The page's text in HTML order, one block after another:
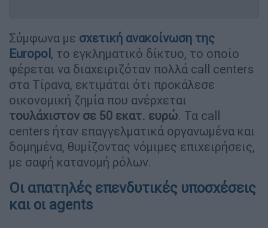
Σύμφωνα με σχετική ανακοίνωση της
Europol , το εγκληματικό δίκτυο, το οποίο
φέρεται να διαχειριζόταν πολλά call centers
στα Τίρανα, εκτιμάται ότι προκάλεσε
οικονομική ζημία που ανέρχεται
τουλάχιστον σε 50 εκατ. ευρώ. Τα call
centers ήταν επαγγελματικά οργανωμένα και
δομημένα, θυμίζοντας νόμιμες επιχειρήσεις,
με σαφή κατανομή ρόλων.
Οι απατηλές επενδυτικές υποσχέσεις
και οι agents